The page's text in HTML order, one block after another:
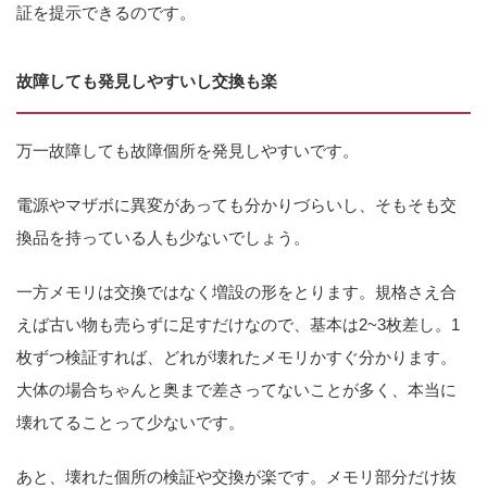
証を提示できるのです。
故障しても発見しやすいし交換も楽
万一故障しても故障個所を発見しやすいです。
電源やマザボに異変があっても分かりづらいし、そもそも交
換品を持っている人も少ないでしょう。
一方メモリは交換ではなく増設の形をとります。規格さえ合
えば古い物も売らずに足すだけなので、基本は2~3枚差し。1
枚ずつ検証すれば、どれが壊れたメモリかすぐ分かります。
大体の場合ちゃんと奥まで差さってないことが多く、本当に
壊れてることって少ないです。
あと、壊れた個所の検証や交換が楽です。メモリ部分だけ抜